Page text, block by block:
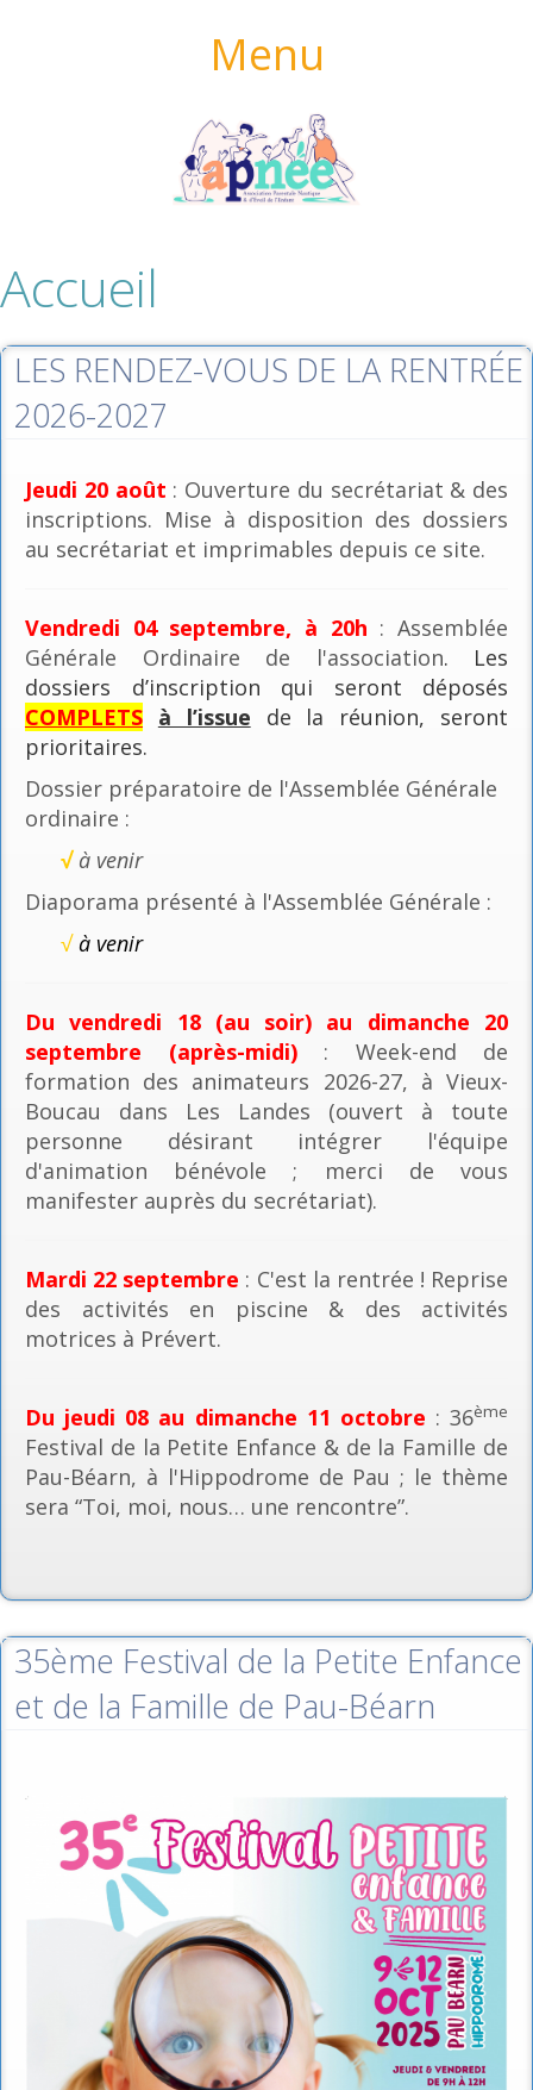
Menu
Accueil
LES RENDEZ-VOUS DE LA RENTRÉE
2026-2027
Jeudi 20 août : Ouverture du secrétariat & des
inscriptions. Mise à disposition des dossiers
au secrétariat et imprimables depuis ce site.
Vendredi 04 septembre, à 20h : Assemblée
Générale Ordinaire de l'association. Les
dossiers d’inscription qui seront déposés
COMPLETS à l’issue de la réunion, seront
prioritaires.
Dossier préparatoire de l'Assemblée Générale
ordinaire :
√ à venir
Diaporama présenté à l'Assemblée Générale :
√à venir
Du vendredi 18 (au soir) au dimanche 20
septembre (après-midi): Week-end de
formation des animateurs 2026-27, à Vieux-
Boucau dans Les Landes (ouvert à toute
personne désirant intégrer l'équipe
d'animation bénévole ; merci de vous
manifester auprès du secrétariat).
Mardi 22 septembre : C'est la rentrée ! Reprise
des activités en piscine & des activités
motrices à Prévert.
Du jeudi 08 au dimanche 11 octobre : 36ème
Festival de la Petite Enfance & de la Famille de
Pau-Béarn, à l'Hippodrome de Pau ; le thème
sera “Toi, moi, nous… une rencontre”.
35ème Festival de la Petite Enfance
et de la Famille de Pau-Béarn